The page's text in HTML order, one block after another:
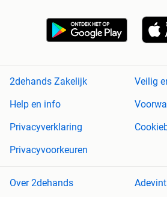
2dehands Zakelijk
Veilig
Help en info
Privacyverklaring
Privacyvoorkeuren
Over 2dehands